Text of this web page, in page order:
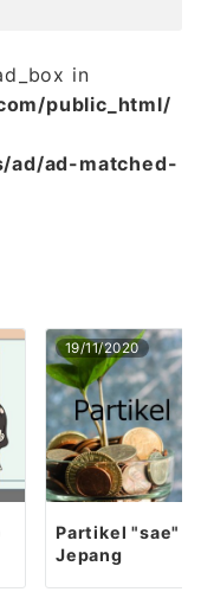
in
public_html/
ad/ad-matched-
19/11/2020
Partikel "sae" -
Jepang